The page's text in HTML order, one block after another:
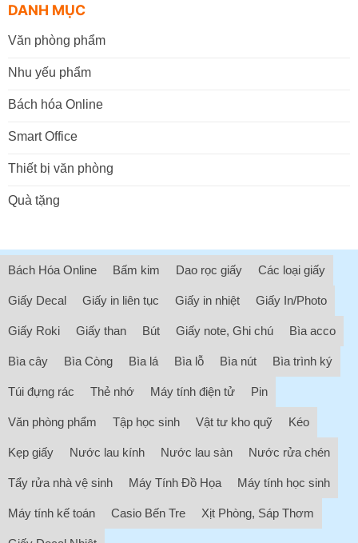
DANH MỤC
Văn phòng phẩm
Nhu yếu phẩm
Bách hóa Online
Smart Office
Thiết bị văn phòng
Quà tặng
Bách Hóa Online Bấm kim Dao rọc giấy Các loại giấy
Giấy Decal Giấy in liên tục Giấy in nhiệt Giấy In/Photo
Giấy Roki Giấy than Bút Giấy note, Ghi chú Bìa acco
Bìa cây Bìa Còng Bìa lá Bìa lỗ Bìa nút Bìa trình ký
Túi đựng rác Thẻ nhớ Máy tính điện tử Pin
Văn phòng phẩm Tập học sinh Vật tư kho quỹ Kéo
Kẹp giấy Nước lau kính Nước lau sàn Nước rửa chén
Tẩy rửa nhà vệ sinh Máy Tính Đồ Họa Máy tính học sinh
Máy tính kế toán Casio Bến Tre Xịt Phòng, Sáp Thơm